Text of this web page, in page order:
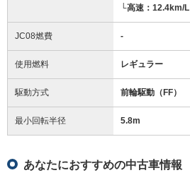
└高速：12.4km/L
JC08燃費 -
使用燃料 レギュラー
駆動方式 前輪駆動（FF）
最小回転半径 5.8m
あなたにおすすめの中古車情報